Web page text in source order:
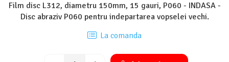
Film disc L312, diametru 150mm, 15 gauri, P060 - INDASA -
Disc abraziv P060 pentru indepartarea vopselei vechi.
La comanda